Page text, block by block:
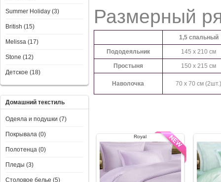
Summer Holiday (3)
British (15)
Melissa (17)
Stone (12)
Детское (18)
Домашний текстиль
Одеяла и подушки (7)
Покрывала (0)
Полотенца (0)
Пледы (3)
Столовое белье (5)
Размерный
1,5 спальный
Пододеяльник 145 x 210 см
Простыня 150 x 215 см
Наволочка 70 x 70 см
Royal